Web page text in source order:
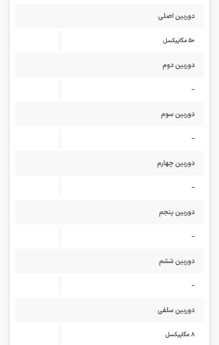
دوربین اصلی
50 مگاپیکسل
دوربین دوم
--
دوربین سوم
--
دوربین چهارم
--
دوربین پنجم
--
دوربین ششم
--
دوربین سلفی
8 مگاپیکسل